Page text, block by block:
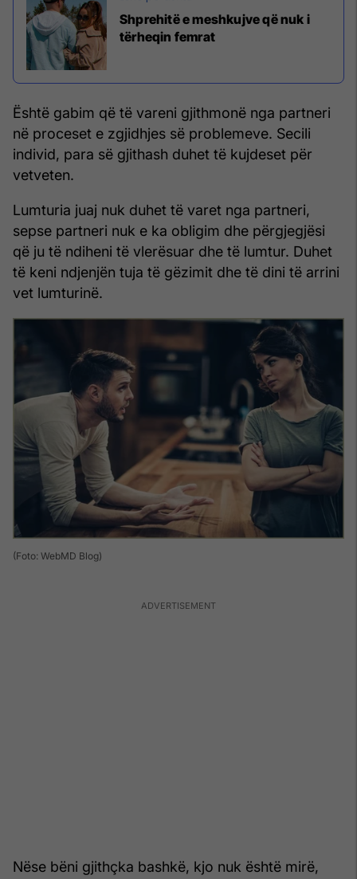
Shprehitë e meshkujve që nuk i
tërheqin femrat
Është gabim që të vareni gjithmonë nga partneri
në proceset e zgjidhjes së problemeve. Secili
individ, para së gjithash duhet të kujdeset për
vetveten.
Lumturia juaj nuk duhet të varet nga partneri,
sepse partneri nuk e ka obligim dhe përgjegjësi
që ju të ndiheni të vlerësuar dhe të lumtur. Duhet
të keni ndjenjën tuja të gëzimit dhe të dini të arrini
vet lumturinë.
(Foto: WebMD Blog)
Nëse bëni gjithçka bashkë, kjo nuk është mirë,